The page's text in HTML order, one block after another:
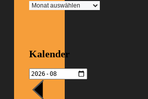
Archiv
Kalender